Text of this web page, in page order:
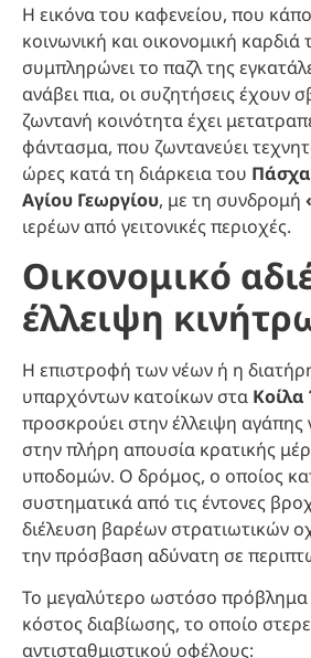
Η εικόνα του καφενείου, που
κοινωνική και οικονομική
συμπληρώνει το παζλ της
ανάβει πια, οι συζητήσεις έχουν
ζωντανή κοινότητα έχει
φάντασμα, που ζωντανεύει
ώρες κατά τη διάρκεια του Πάσχα
Αγίου Γεωργίου, με τη συνδρομή
ιερέων από γειτονικές περιοχές.
Οικονομικό
έλλειψη
Η επιστροφή των νέων ή η
υπαρχόντων κατοίκων στα
προσκρούει στην έλλειψη αγάπης
στην πλήρη απουσία κρατικής
υποδομών. Ο δρόμος, ο οποίος
συστηματικά από τις έντονες
διέλευση βαρέων στρατιωτικών
την πρόσβαση αδύνατη σε
Το μεγαλύτερο ωστόσο πρόβλημα
κόστος διαβίωσης, το οποίο
αντισταθμιστικού οφέλους: